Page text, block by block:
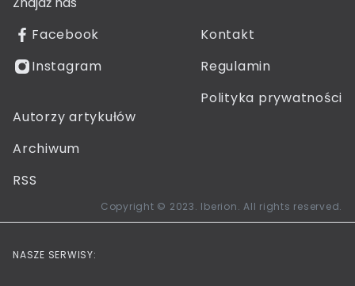
Facebook
Instagram
Kontakt
Regulamin
Polityka prywatności
Autorzy artykułów
Archiwum
RSS
Copyright © 2023. Iberion. All rights reserved.
NASZE SERWISY: